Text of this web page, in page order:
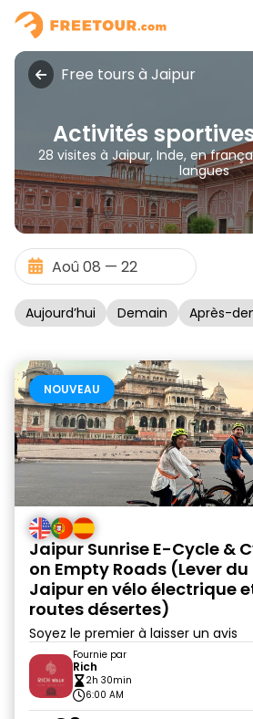
Free tours à Jaipur
Activités
28 visites à Jaipur, Inde, en
langues
Aujourd’hui Demain Après-
NOUVEAU
Jaipur Sunrise E-Cycle &
on Empty Roads (Lever
Jaipur en vélo électrique
routes désertes)
Soyez le premier à laisser un avis
Fournie par
Rich
2h 30min
6:00 AM